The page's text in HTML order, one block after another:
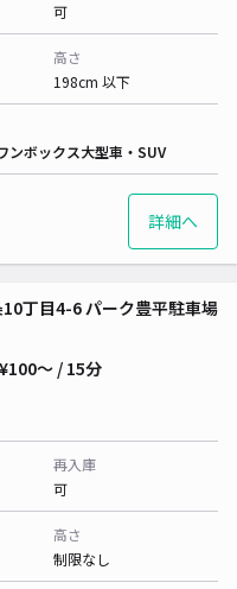
可
高さ
198cm 以下
ンボックス大型車・SUV
詳細へ
丁目4-6 パーク豊平駐車場
¥100〜 / 15分
再入庫
可
高さ
制限なし